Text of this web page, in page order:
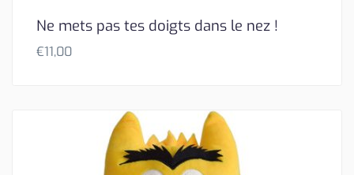
Ne mets pas tes doigts dans le nez !
€11,00